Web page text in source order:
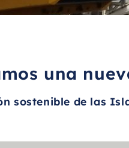
una
sostenible de las